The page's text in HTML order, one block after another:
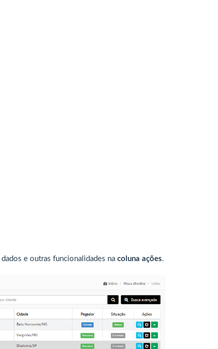
e outras funcionalidades na coluna ações.